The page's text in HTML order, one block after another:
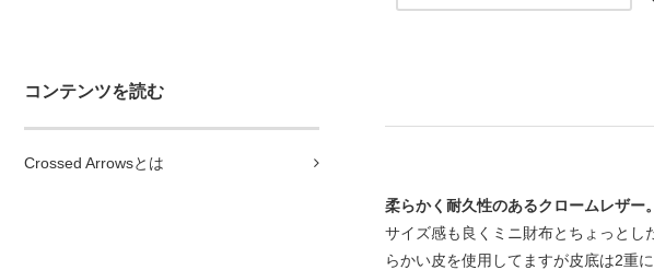
コンテンツを読む
Crossed Arrowsとは
柔らかく耐久性のあるクロームレザー
サイズ感も良くミニ財布とちょっとし
らかい皮を使用してますが皮底は2重